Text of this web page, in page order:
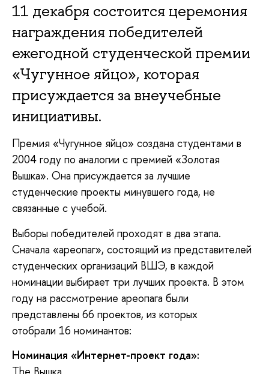
11 декабря состоится церемония
награждения победителей
ежегодной студенческой премии
«Чугунное яйцо», которая
присуждается за внеучебные
инициативы.
Премия «Чугунное яйцо» создана студентами в
2004 году по аналогии с премией «Золотая
Вышка». Она присуждается за лучшие
студенческие проекты минувшего года, не
связанные с учебой.
Выборы победителей проходят в два этапа.
Сначала «ареопаг», состоящий из представителей
студенческих организаций ВШЭ, в каждой
номинации выбирает три лучших проекта. В этом
году на рассмотрение ареопага были
представлены 66 проектов, из которых
отобрали 16 номинантов:
Номинация «Интернет-проект года»: